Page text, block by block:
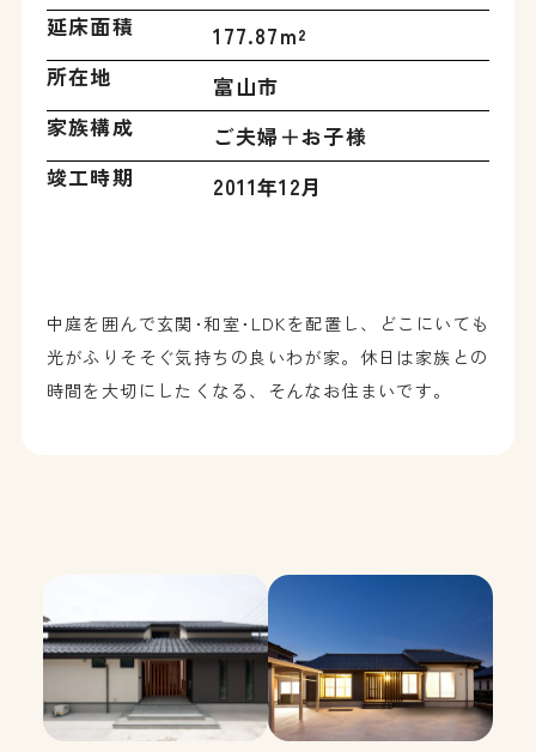
延床面積
177.87m²
所在地
富山市
家族構成
ご夫婦＋お子様
竣工時期
2011年12月
中庭を囲んで玄関･和室･LDKを配置し、どこにいても
光がふりそそぐ気持ちの良いわが家。休日は家族との
時間を大切にしたくなる、そんなお住まいです。